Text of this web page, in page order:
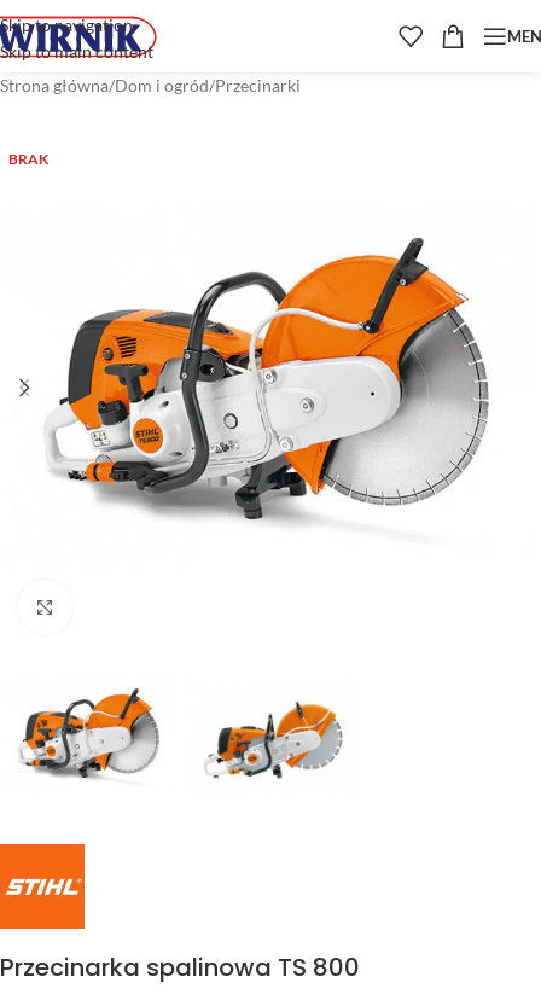
Skip to navigation
Skip to main content
Strona główna/Dom i ogród/Przecinarki
BRAK
Przecinarka spalinowa TS 800